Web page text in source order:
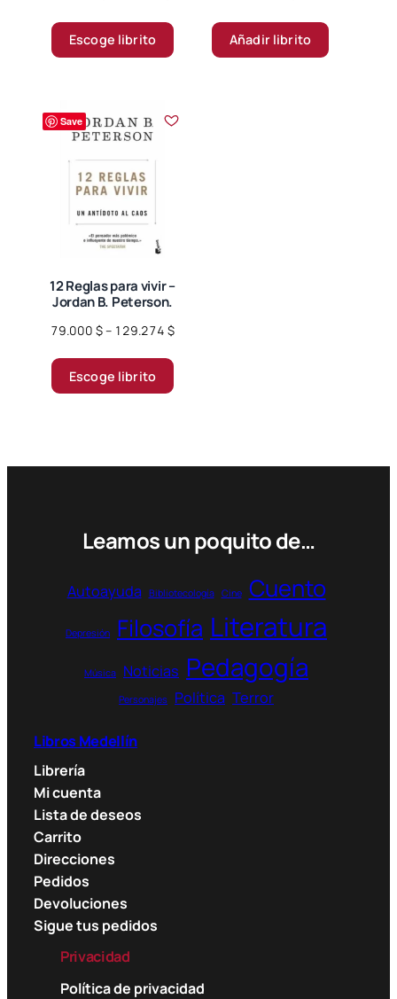
35.000 $
through
Escoge librito
producto
Las
página
producto
Añadir librito
Save
12 Reglas para vivir –
Jordan B. Peterson.
79.000 $– 129.274 $Price
Escoge librito
Las
pueden
elegir
la
página
de
producto
Leamos un poquito de…
Autoayuda Bibliotecología Cine Cuento
Depresión Filosofía Literatura
Música Noticias Pedagogía
Personajes Política Terror
Libros Medellín
Librería
Mi cuenta
Lista de deseos
Carrito
Direcciones
Pedidos
Devoluciones
Sigue tus pedidos
Privacidad
Política de privacidad